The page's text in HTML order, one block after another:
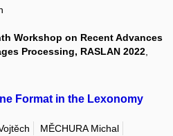
Workshop on Recent Advances
Processing, RASLAN 2022,
Format in the Lexonomy
MĚCHURA Michal